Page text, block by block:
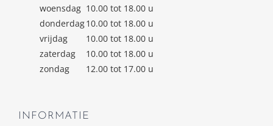
woensdag 10.00 tot 18.00 u
donderdag10.00 tot 18.00 u
vrijdag
10.00 tot 18.00 u
zaterdag
10.00 tot 18.00 u
zondag
12.00 tot 17.00 u
INFORMATIE